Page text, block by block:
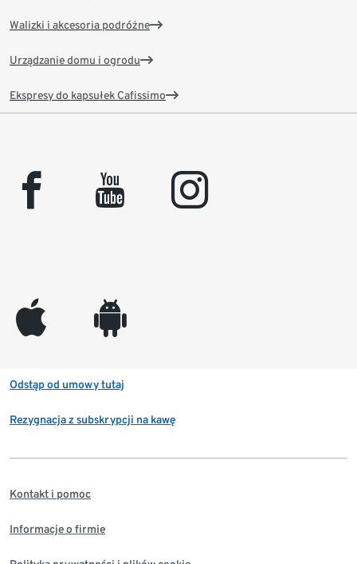
Walizki i akcesoria podróżne
Urządzanie domu i ogrodu
Ekspresy do kapsułek Cafissimo
facebook youtube instagram
appleinc android
Odstąp od umowy tutaj
Rezygnacja z subskrypcji na kawę
Kontakt i pomoc
Informacje o firmie